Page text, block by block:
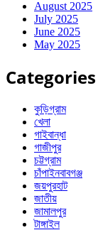
August 2025
July 2025
June 2025
May 2025
Categories
কুড়িগ্রাম
খেলা
গাইবান্ধা
গাজীপুর
চট্টগ্রাম
চাঁপাইনবাবগঞ্জ
জয়পুরহাট
জাতীয়
জামালপুর
টাঙ্গাইল